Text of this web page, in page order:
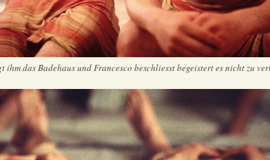
ihm das Badehaus und Francesco beschliesst begeistert es nicht zu